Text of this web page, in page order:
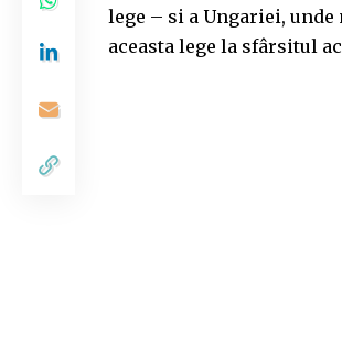
lege – si a Ungariei,
aceasta lege la sfârsitul